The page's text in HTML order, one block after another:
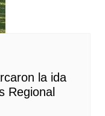
la ida
Regional